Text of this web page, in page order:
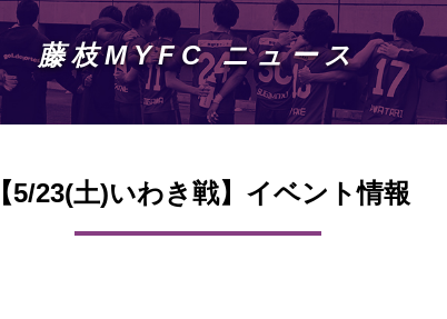
藤枝MYFC ニュース
【5/23(土)いわき戦】イベント情報